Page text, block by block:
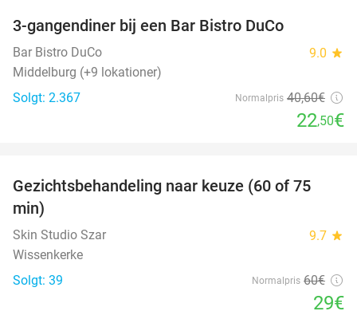
3-gangendiner bij een Bar Bistro DuCo
Bar Bistro DuCo 9.0 star
Middelburg (+9 lokationer)
Solgt: 2.367
Normalpris 40,60€
22,50€
52%
Gezichtsbehandeling naar keuze (60 of 75
min)
Skin Studio Szar 9.7 star
Wissenkerke
Solgt: 39
Normalpris 60€
29€